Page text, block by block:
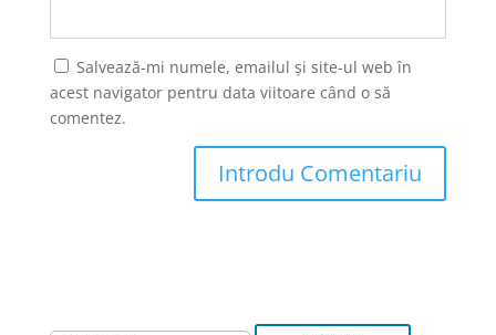
Salvează-mi numele, emailul și site-ul web în
acest navigator pentru data viitoare când o să
comentez.